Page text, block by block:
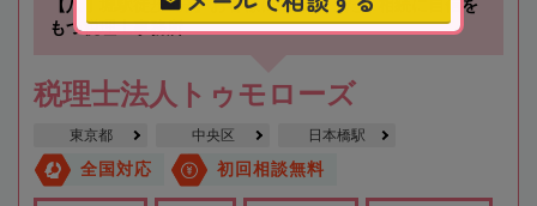
【八丁堀駅徒歩3分】お客様に寄り添った、相続に自信を
もつ税理士事務所
税理士法人トゥモローズ
東京都 中央区 日本橋駅
全国対応 初回相談無料